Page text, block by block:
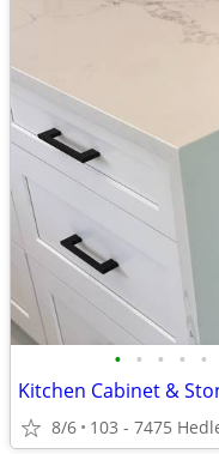
• • • • •
Kitchen Cabinet &
8/6 103 - 7475